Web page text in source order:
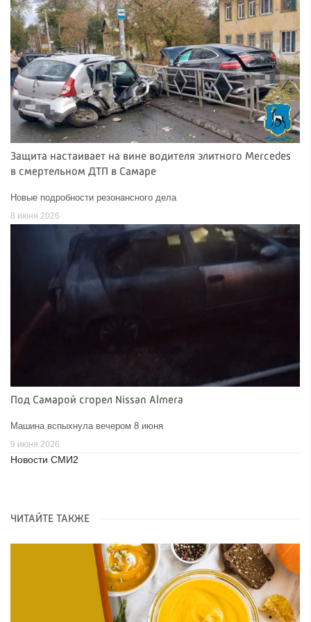
Защита настаивает на вине водителя элитного Mercedes
в смертельном ДТП в Самаре
Новые подробности резонансного дела
8 июня 2026
Под Самарой сгорел Nissan Almera
Машина вспыхнула вечером 8 июня
9 июня 2026
Новости СМИ2
ЧИТАЙТЕ ТАКЖЕ